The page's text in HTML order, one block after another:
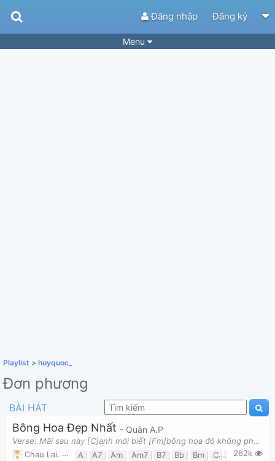
Đăng nhập Đăng ký
Menu
Playlist > huyquoc_
Đơn phương
BÀI HÁT
Bông Hoa Đẹp Nhất - Quân A.P
Verse: Mãi sau này [C]anh mới biết [Fm]bông hoa đó không phải [C]của anh [Fm] Chẳng qua là anh [A
Chau Lai, 7 tháng 09, 2020 lúc 09:23pm
A A7 Am Am7 B7 Bb Bm C C7 D D7
262k